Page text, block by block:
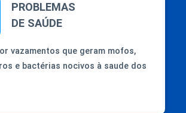
PROBLEMAS
DE SAÚDE
vazamentos que geram mofos,
e bactérias nocivos à saude dos